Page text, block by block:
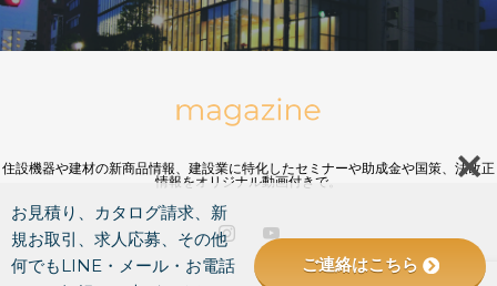
住設機器や建材の新商品情報、建設業に特化したセミナーや助成金や国策、法改正
情報をオリジナル動画付きで。
お見積り、カタログ請求、新
規お取引、求人応募、その他
何でもLINE・メール・お電話
ご連絡はこちら